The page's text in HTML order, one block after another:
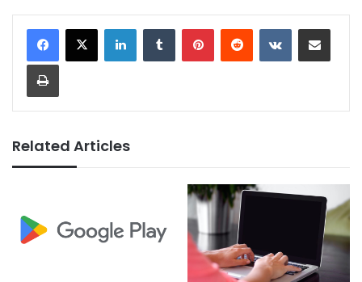
LinkedInTumblr PinterestReddit VKontakteShare via Email
Print
Related Articles